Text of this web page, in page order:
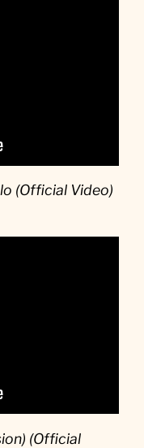
(Official Video)
(Official